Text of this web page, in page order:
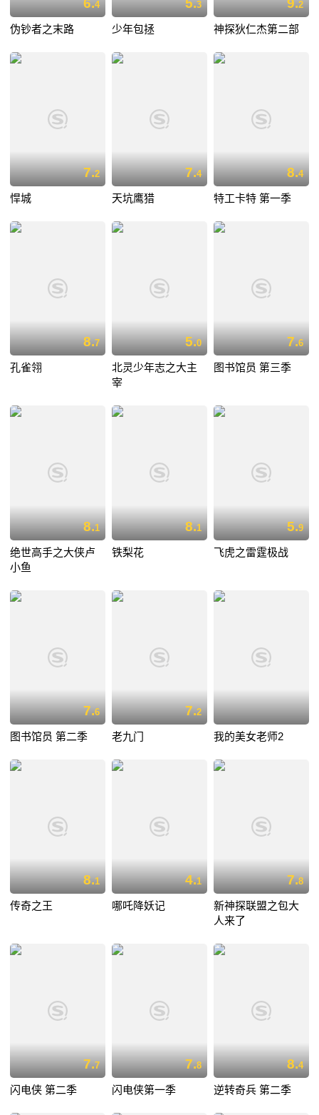
6.4
伪钞者之末路
5.3
少年包拯
9.2
神探狄仁杰第二部
7.2
悍城
7.4
天坑鹰猎
8.4
特工卡特 第一季
8.7
孔雀翎
5.0
北灵少年志之大主
宰
7.6
图书馆员 第三季
8.1
绝世高手之大侠卢
小鱼
8.1
铁梨花
5.9
飞虎之雷霆极战
7.6
图书馆员 第二季
7.2
老九门 我的美女老师2
8.1
传奇之王
4.1
哪吒降妖记
7.8
新神探联盟之包大
人来了
7.7
闪电侠 第二季
7.8
闪电侠第一季
8.4
逆转奇兵 第二季